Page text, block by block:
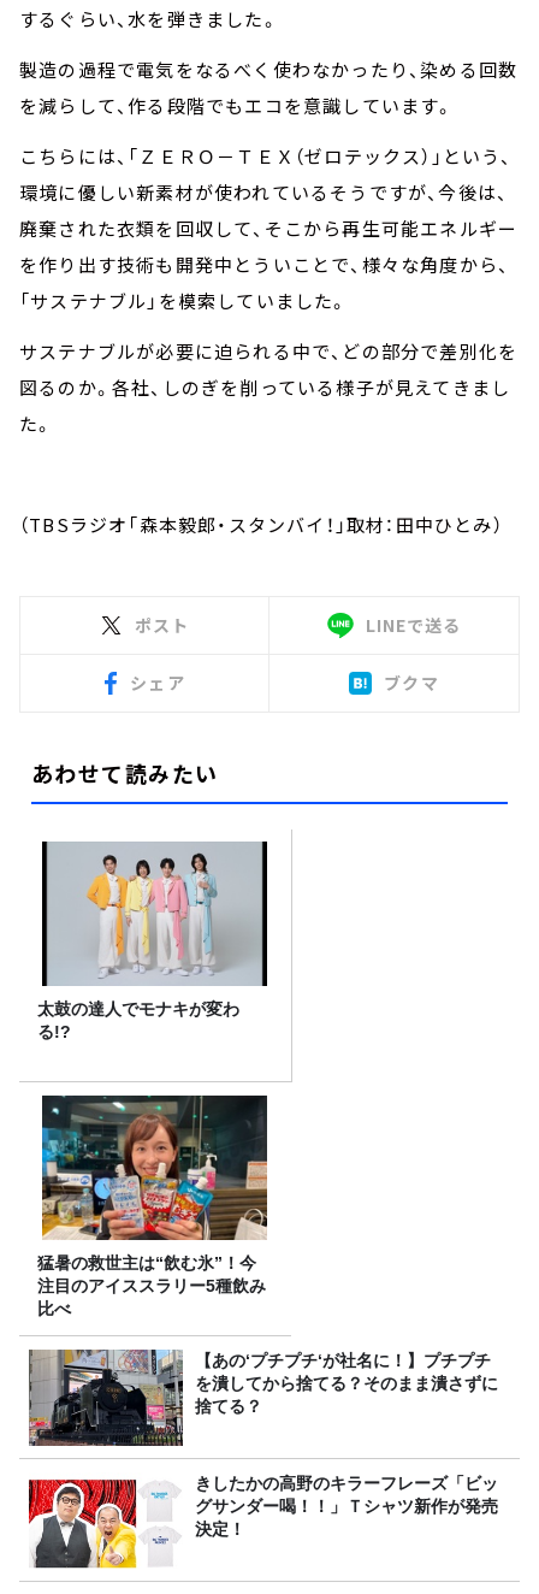
するぐらい、水を弾きました。
製造の過程で電気をなるべく使わなかったり、染める回数
を減らして、作る段階でもエコを意識しています。
こちらには、「ＺＥＲＯ－ＴＥＸ（ゼロテックス）」という、
環境に優しい新素材が使われているそうですが、今後は、
廃棄された衣類を回収して、そこから再生可能エネルギー
を作り出す技術も開発中とういことで、様々な角度から、
「サステナブル」を模索していました。
サステナブルが必要に迫られる中で、どの部分で差別化を
図るのか。各社、しのぎを削っている様子が見えてきまし
た。
（TBSラジオ「森本毅郎・スタンバイ！」取材：田中ひとみ）
ポスト LINEで送る
シェア ブクマ
あわせて読みたい
太鼓の達人でモナキが変わ
る!?
猛暑の救世主は“飲む氷”！今
注目のアイススラリー5種飲み
比べ
【あの‘プチプチ‘が社名に！】プチプチ
を潰してから捨てる？そのまま潰さずに
捨てる？
きしたかの高野のキラーフレーズ「ビッ
グサンダー喝！！」Ｔシャツ新作が発売
決定！